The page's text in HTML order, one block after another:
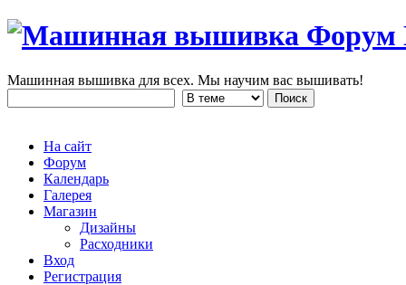
Машинная вышивка для всех. Мы научим вас вышивать!
На сайт
Форум
Календарь
Галерея
Магазин
Дизайны
Расходники
Вход
Регистрация